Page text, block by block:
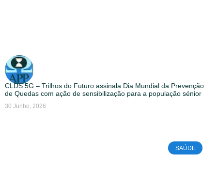
CLDS 5G – Trilhos do Futuro assinala Dia Mundial da Prevenção
de Quedas com ação de sensibilização para a população sénior
30 Junho, 2026
SAÚDE